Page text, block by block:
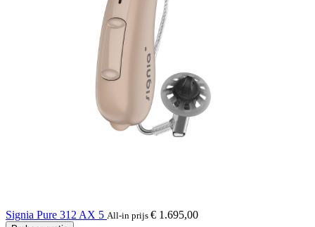
Signia Pure 312 AX 5 All-in prijs € 1.695,00